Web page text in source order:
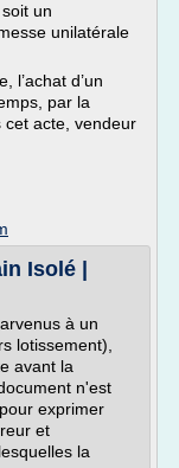
un
unilatérale
l’achat d’un
par la
cet acte, vendeur
Isolé |
à un
lotissement),
avant la
n'est
exprimer
et
la